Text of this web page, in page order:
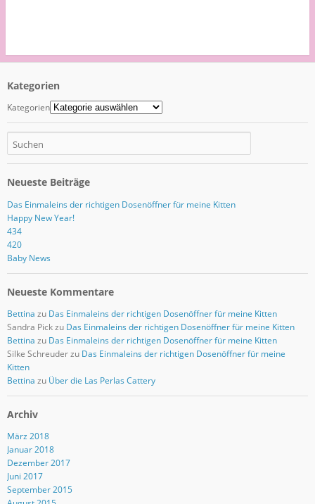
Kategorien
Kategorien
Neueste Beiträge
Das Einmaleins der richtigen Dosenöffner für meine Kitten
Happy New Year!
434
420
Baby News
Neueste Kommentare
Bettina zu Das Einmaleins der richtigen Dosenöffner für meine Kitten
Sandra Pickzu Das Einmaleins der richtigen Dosenöffner für meine Kitten
Bettina zu Das Einmaleins der richtigen Dosenöffner für meine Kitten
Silke Schreuderzu Das Einmaleins der richtigen Dosenöffner für meine
Kitten
Bettina zu Über die Las Perlas Cattery
Archiv
März 2018
Januar 2018
Dezember 2017
Juni 2017
September 2015